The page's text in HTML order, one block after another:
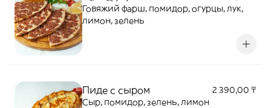
Говяжий фарш, помидор, огурцы, лук,
лимон, зелень
Пиде с сыром
2 390,00 ₸
Сыр, помидор, зелень, лимон